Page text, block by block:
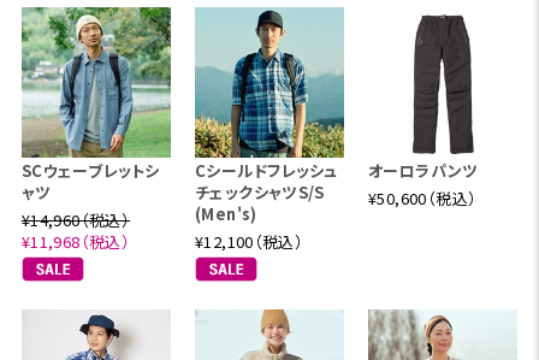
SCウェーブレットシ
ャツ
¥14,960（税込）
¥11,968（税込）
Cシールドフレッシュ
チェックシャツS/S
(Men's)
¥12,100（税込）
オーロラパンツ
¥50,600（税込）